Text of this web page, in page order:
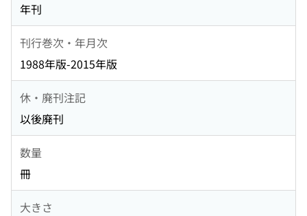
年刊
刊行巻次・年月次
1988年版-2015年版
休・廃刊注記
以後廃刊
数量
冊
大きさ